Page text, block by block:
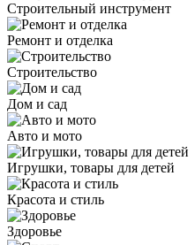
Строительный инструмент
Ремонт и отделка
Строительство
Дом и сад
Авто и мото
Игрушки, товары для детей
Красота и стиль
Здоровье